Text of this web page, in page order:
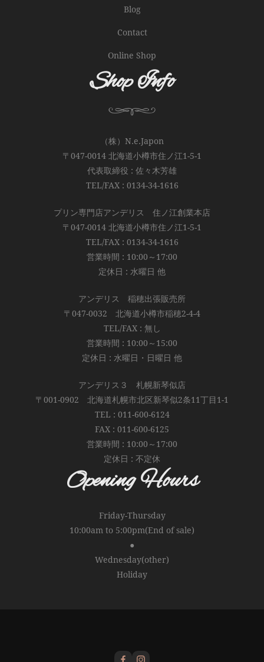
Blog
Contact
Online Shop
Shop Info
（株）N.e.Japon
〒047-0014 北海道小樽市住ノ江1-5-1
代表取締役 : 佐々木芳雄
TEL/FAX : 0134-34-1616
プリン専門店アンデリス 住ノ江創業本店
〒047-0014 北海道小樽市住ノ江1-5-1
TEL/FAX : 0134-34-1616
営業時間 : 10:00～17:00
定休日 : 水曜日 他
アンデリス 稲穂出張販売所
〒047-0032 北海道小樽市稲穂2-4-4
TEL/FAX : 無し
営業時間 : 10:00～15:00
定休日 : 水曜日・日曜日 他
アンデリス３ 札幌新琴似店
〒001-0902 北海道札幌市北区新琴似2条11丁目1-1
TEL : 011-600-6124
FAX : 011-600-6125
営業時間 : 10:00～17:00
定休日 : 不定休
Opening Hours
Friday-Thursday
10:00am to 5:00pm(End of sale)
●
Wednesday(other)
Holiday